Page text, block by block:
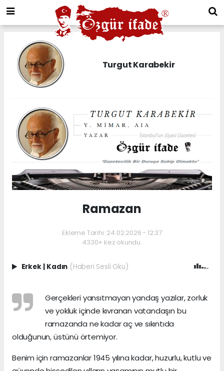
Turgut Karabekir
Ramazan
Ekleme Tarihi: 24.02.2026 - 12:37
4330+ kez okundu.
Erkek | Kadın (Haberi Sesli Oku)
Gerçekleri yansıtmayan yandaş yazılar, zorluk
ve yokluk içinde kıvranan vatandaşın bu
ramazanda ne kadar aç ve sıkıntıda
olduğunun, üstünü örtemiyor.
Benim için ramazanlar 1945 yılına kadar, huzurlu, kutlu ve